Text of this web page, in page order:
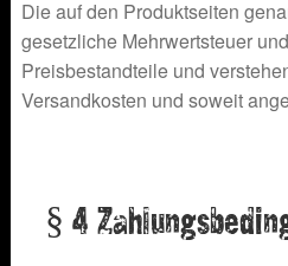
Die auf den Produktseiten
gesetzliche Mehrwertsteuer
Preisbestandteile und
Versandkosten und soweit
§ 4